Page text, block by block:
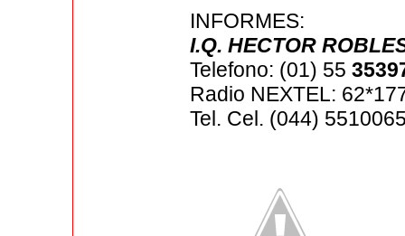
INFORMES:
I.Q. HECTOR
Telefono: (01) 55
Radio NEXTEL:
Tel. Cel. (044)